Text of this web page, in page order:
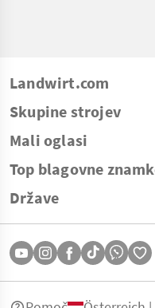
Landwirt.com
Skupine strojev
Mali oglasi
Top blagovne
Države